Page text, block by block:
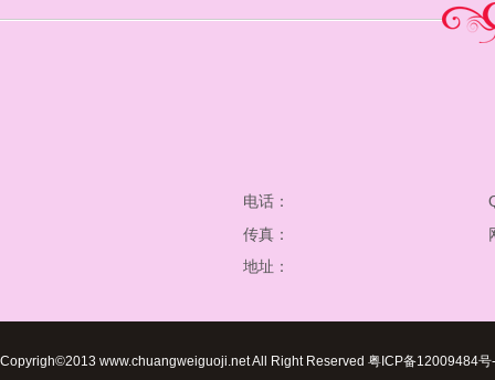
电话：
传真：
地址：
Copyrigh©2013 www.chuangweiguoji.net All Right Reserved 粤ICP备12009484号